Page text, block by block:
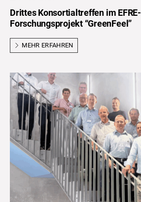
Drittes Konsortialtreffen im EFRE-
Forschungsprojekt “GreenFeel”
MEHR ERFAHREN